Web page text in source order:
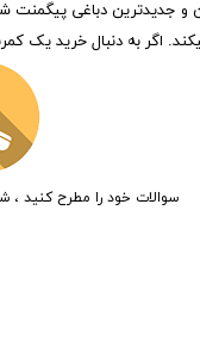
دباغی پیگمنت
اگر به دنبال خرید یک
سوالات خود را مطرح کنید ،